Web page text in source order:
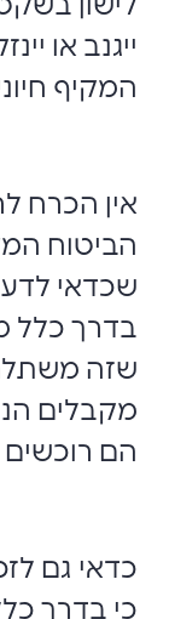
לישון
ייגנב או
המקיף
אין הכרח
הביטוח
שכדאי
בדרך כלל
שזה משתלם
מקבלים
הם רוכשים
כדאי גם
כי בדרך